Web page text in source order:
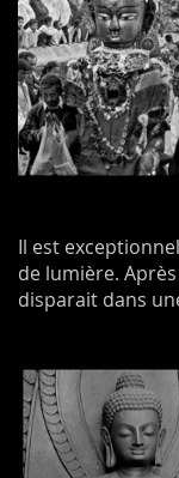
Il est
de lumière.
disparait dans